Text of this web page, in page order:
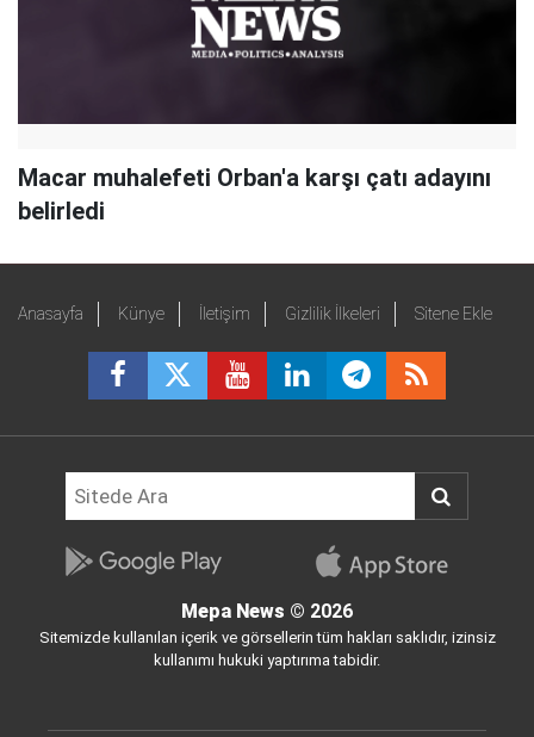
Macar muhalefeti Orban'a karşı çatı adayını
belirledi
Anasayfa Künye İletişim Gizlilik İlkeleri Sitene Ekle
Mepa News © 2026
Sitemizde kullanılan içerik ve görsellerin tüm hakları saklıdır, izinsiz
kullanımı hukuki yaptırıma tabidir.